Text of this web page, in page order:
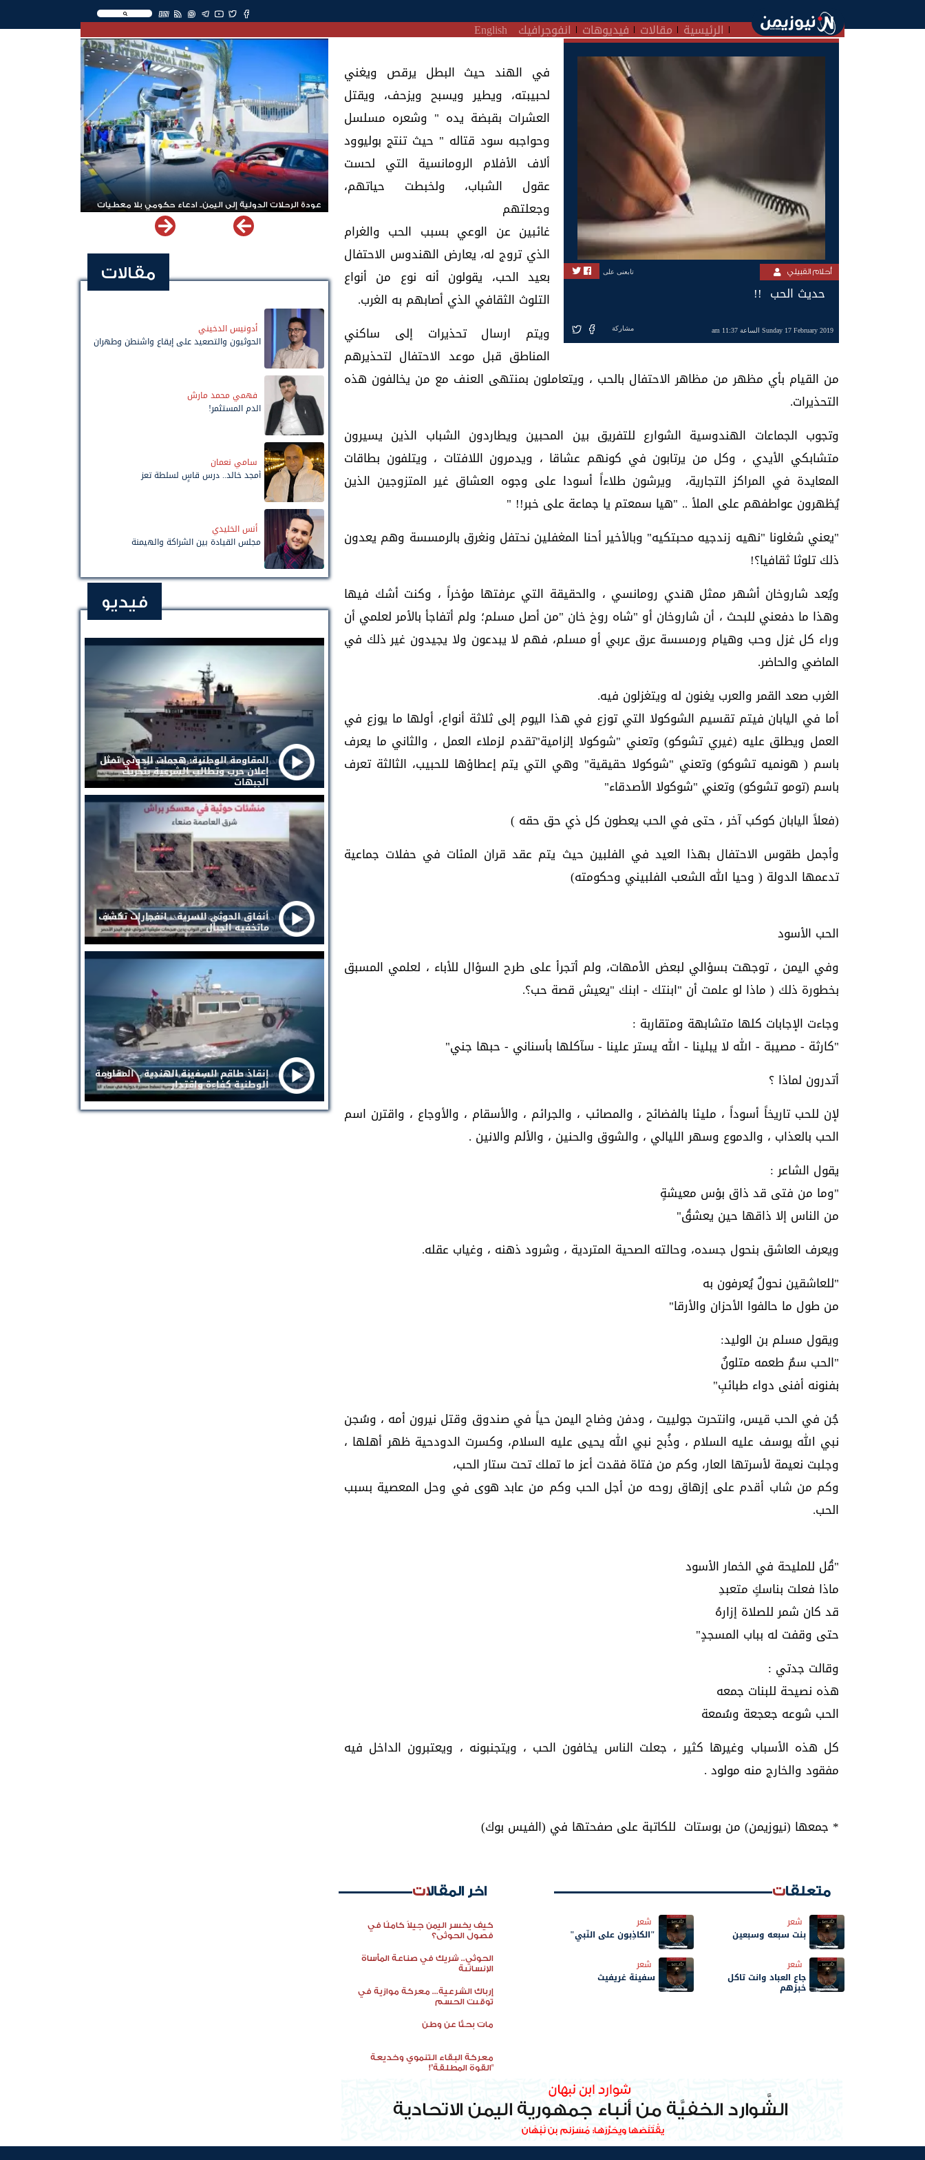
EN
الرئيسية مقالات فيديوهات انفوجرافيك English
أحلام القبيلي تابعنى على
حديث الحب !!
Sunday 17 February 2019 الساعة 11:37 am مشاركة
في الهند حيث البطل يرقص ويغني
لحبيبته، ويطير ويسبح ويزحف، ويقتل
العشرات بقبضة يده " وشعره مسلسل
وحواجبه سود قتاله " حيث تنتج بوليوود
ألاف الأفلام الرومانسية التي لحست
عقول الشباب، ولخبطت حياتهم،
وجعلتهم
غائبين عن الوعي بسبب الحب والغرام
الذي تروج له، يعارض الهندوس الاحتفال
بعيد الحب، يقولون أنه نوع من أنواع
التلوث الثقافي الذي أصابهم به الغرب.
ويتم ارسال تحذيرات إلى ساكني
المناطق قبل موعد الاحتفال لتحذيرهم
من القيام بأي مظهر من مظاهر الاحتفال بالحب ، ويتعاملون بمنتهى العنف مع من يخالفون هذه
التحذيرات.
وتجوب الجماعات الهندوسية الشوارع للتفريق بين المحبين ويطاردون الشباب الذين يسيرون
متشابكي الأيدي ، وكل من يرتابون في كونهم عشاقا ، ويدمرون اللافتات ، ويتلفون بطاقات
المعايدة في المراكز التجارية، ويرشون طلاءاً أسودا على وجوه العشاق غير المتزوجين الذين
يُظهرون عواطفهم على الملأ .. "هيا سمعتم يا جماعة على خبر!! "
"يعني شغلونا "نهيه زندجيه محبتكيه" وبالأخير أحنا المغفلين نحتفل ونغرق بالرمسسة وهم يعدون
ذلك تلوثا ثقافيا؟!
ويُعد شاروخان أشهر ممثل هندي رومانسي ، والحقيقة التي عرفتها مؤخراً ، وكنت أشك فيها
وهذا ما دفعني للبحث ، أن شاروخان أو "شاه روخ خان "من أصل مسلم؛ ولم أتفاجأ بالأمر لعلمي أن
وراء كل غزل وحب وهيام ورمسسة عرق عربي أو مسلم، فهم لا يبدعون ولا يجيدون غير ذلك في
الماضي والحاضر.
الغرب صعد القمر والعرب يغنون له ويتغزلون فيه.
أما في اليابان فيتم تقسيم الشوكولا التي توزع في هذا اليوم إلى ثلاثة أنواع، أولها ما يوزع في
العمل ويطلق عليه (غيري تشوكو) وتعني "شوكولا إلزامية"تقدم لزملاء العمل ، والثاني ما يعرف
باسم ( هونميه تشوكو) وتعني "شوكولا حقيقية" وهي التي يتم إعطاؤها للحبيب، الثالثة تعرف
باسم (تومو تشوكو) وتعني "شوكولا الأصدقاء"
(فعلاً اليابان كوكب آخر ، حتى في الحب يعطون كل ذي حق حقه )
وأجمل طقوس الاحتفال بهذا العيد في الفلبين حيث يتم عقد قران المئات في حفلات جماعية
تدعمها الدولة ( وحيا الله الشعب الفلبيني وحكومته)
الحب الأسود
وفي اليمن ، توجهت بسؤالي لبعض الأمهات، ولم أتجرأ على طرح السؤال للأباء ، لعلمي المسبق
بخطورة ذلك ( ماذا لو علمت أن "ابنتك - ابنك "يعيش قصة حب؟.
وجاءت الإجابات كلها متشابهة ومتقاربة :
"كارثة - مصيبة - الله لا يبلينا - الله يستر علينا - سآكلها بأسناني - حبها جني"
أتدرون لماذا ؟
لإن للحب تاريخاً أسوداً ، مليئا بالفضائح ، والمصائب ، والجرائم ، والأسقام ، والأوجاع ، واقترن اسم
الحب بالعذاب ، والدموع وسهر الليالي ، والشوق والحنين ، والألم والانين .
يقول الشاعر :
"وما من فتى قد ذاق بؤس معيشةٍ
من الناس إلا ذاقها حين يعشقُ"
ويعرف العاشق بنحول جسده، وحالته الصحية المتردية ، وشرود ذهنه ، وغياب عقله.
"للعاشقين نحولٌ يُعرفون به
من طول ما حالفوا الأحزان والأرقا"
ويقول مسلم بن الوليد:
"الحب سمٌ طعمه متلونٌ
بفنونه أفنى دواء طبائبِ"
جُن في الحب قيس، وانتحرت جولييت ، ودفن وضاح اليمن حياً في صندوق وقتل نيرون أمه ، وسُجن
نبي الله يوسف عليه السلام ، وذُبح نبي الله يحيى عليه السلام، وكسرت الدودحية ظهر أهلها ،
وجلبت نعيمة لأسرتها العار، وكم من فتاة فقدت أعز ما تملك تحت ستار الحب،
وكم من شاب أقدم على إزهاق روحه من أجل الحب وكم من عابد هوى في وحل المعصية بسبب
الحب.
"قُل للمليحة في الخمار الأسود
ماذا فعلت بناسكٍ متعبدِ
قد كان شمر للصلاة إزارهُ
حتى وقفت له بباب المسجدٍ"
وقالت جدتي :
هذه نصيحة للبنات جمعه
الحب شوعه جعجعة وسُمعة
كل هذه الأسباب وغيرها كثير ، جعلت الناس يخافون الحب ، ويتجنبونه ، ويعتبرون الداخل فيه
مفقود والخارج منه مولود .
* جمعها (نيوزيمن) من بوستات للكاتبة علی صفحتها في (الفيس بوك)
متعلقات
شعر
بنت سبعه وسبعين
شعر
"الكاذِبون على النّبي"
شعر
جاع العباد وانت تاكل
خبزهم
شعر
سفينة غريفيث
اخر المقالات
كيف يخسر اليمن جيلاً كاملًا في
فصول الحوثي؟
الحوثي.. شريك في صناعة المأساة
الإنسانية
إرباك الشرعية... معركة موازية في
توقيت الحسم
مات بحثًا عن وطن
معركة البقاء التنموي وخديعة
"القوة المطلقة"!
عودة الرحلات الدولية إلى اليمن.. ادعاء حكومي بلا معطيات
مقالات
أدونيس الدخيني
الحوثيون والتصعيد على إيقاع واشنطن وطهران
فهمي محمد مارش
الدم المستثمر!
سامي نعمان
أمجد خالد.. درس قاسٍ لسلطة تعز
أنس الخليدي
مجلس القيادة بين الشراكة والهيمنة
فيديو
المقاومة الوطنية: هجمات الحوثي تمثل
إعلان حرب وتطالب الشرعية بتحريك
الجبهات
أنفاق الحوثي السرية .. انفجارات تكشف
ماتخفيه الجبال
إنقاذ طاقم السفينة الهندية .. المقاومة
الوطنية كفاءة واقتدار